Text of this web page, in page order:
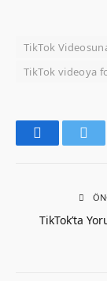
TikTok
TikTok videoya
Facebook
TikTok’ta